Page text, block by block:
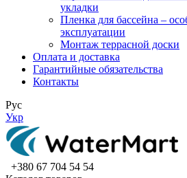
укладки
Пленка для бассейна –
эксплуатации
Монтаж террасной доски
Оплата и доставка
Гарантийные обязательства
Контакты
Рус
Укр
+380 67 704 54 54